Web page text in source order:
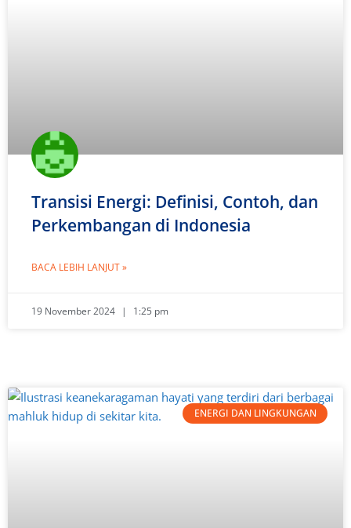
Transisi Energi: Definisi, Contoh, dan
Perkembangan di Indonesia
BACA LEBIH LANJUT »
19 November 2024 1:25 pm
ENERGI DAN LINGKUNGAN